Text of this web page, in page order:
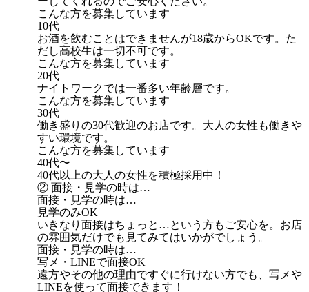
こんな方を募集しています
10代
お酒を飲むことはできませんが18歳からOKです。た
だし高校生は一切不可です。
こんな方を募集しています
20代
ナイトワークでは一番多い年齢層です。
こんな方を募集しています
30代
働き盛りの30代歓迎のお店です。大人の女性も働きや
すい環境です。
こんな方を募集しています
40代〜
40代以上の大人の女性を積極採用中！
② 面接・見学の時は…
面接・見学の時は…
見学のみOK
いきなり面接はちょっと…という方もご安心を。お店
の雰囲気だけでも見てみてはいかがでしょう。
面接・見学の時は…
写メ・LINEで面接OK
遠方やその他の理由ですぐに行けない方でも、写メや
LINEを使って面接できます！